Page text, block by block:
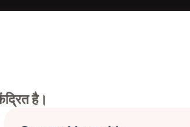
है।